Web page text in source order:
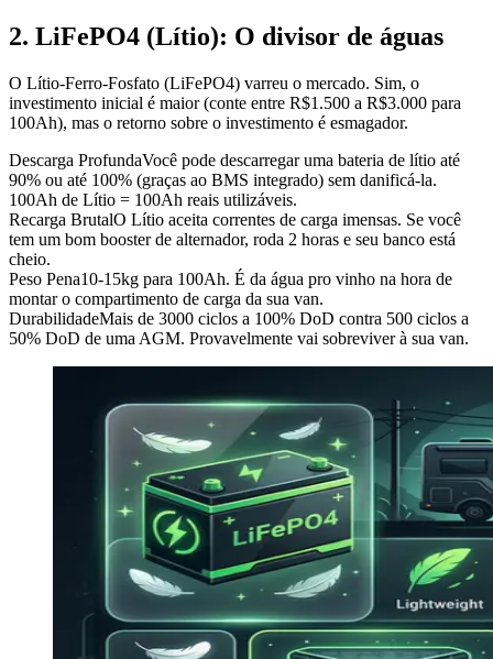
2. LiFePO4 (Lítio): O divisor de águas
O Lítio-Ferro-Fosfato (LiFePO4) varreu o mercado. Sim, o
investimento inicial é maior (conte entre R$1.500 a R$3.000 para
100Ah), mas o retorno sobre o investimento é esmagador.
Descarga ProfundaVocê pode descarregar uma bateria de lítio até
90% ou até 100% (graças ao BMS integrado) sem danificá-la.
100Ah de Lítio = 100Ah reais utilizáveis.
Recarga BrutalO Lítio aceita correntes de carga imensas. Se você
tem um bom booster de alternador, roda 2 horas e seu banco está
cheio.
Peso Pena10-15kg para 100Ah. É da água pro vinho na hora de
montar o compartimento de carga da sua van.
DurabilidadeMais de 3000 ciclos a 100% DoD contra 500 ciclos a
50% DoD de uma AGM. Provavelmente vai sobreviver à sua van.